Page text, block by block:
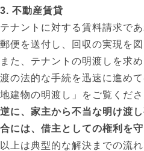
3. 不動産賃貸
テナントに対する賃料請求で
郵便を送付し、回収の実現を
また、テナントの明渡しを求
渡の法的な手続を迅速に進め
地建物の明渡し」をご覧くださ
逆に、家主から不当な明け渡
合には、借主としての権利を守
以上は典型的な解決までの流